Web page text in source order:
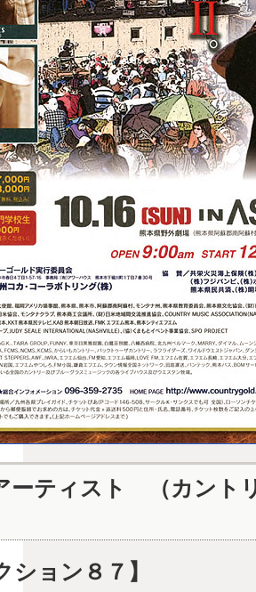
ーティスト （カント
ション８７】